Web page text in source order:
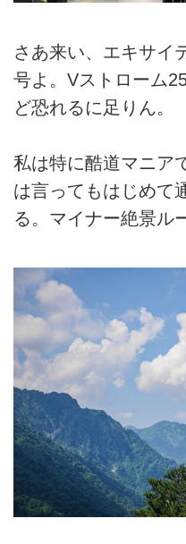
さあ来い、エキサイ
号よ。Vストローム
ど恐れるに足りん。
私は特に酷道マニ
は言ってもはじめて
る。マイナー絶景ル